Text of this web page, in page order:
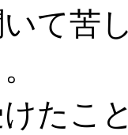
て苦
たこ